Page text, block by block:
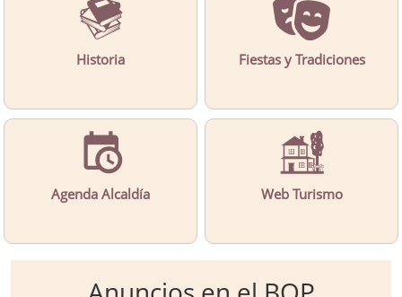
Historia Fiestas y Tradiciones
Agenda Alcaldía Web Turismo